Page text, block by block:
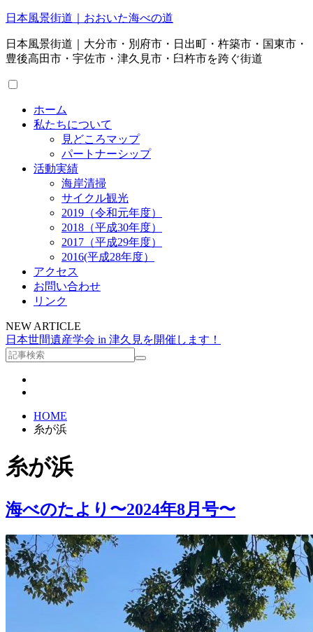
日本風景街道｜おおいた海べの道
日本風景街道｜大分市・別府市・日出町・杵築市・国東市・
豊後高田市・宇佐市・津久見市・臼杵市を跨ぐ街道
ホーム
私たちについて
見どころマップ
パートナーシップ
活動実績
海岸清掃
サイクル観光
2019（令和元年度）
2018（平成30年度）
2017（平成29年度）
2016(平成28年度）
アクセス
お問い合わせ
リンク
NEW ARTICLE
日本世間遺産学会 in 津久見を開催します！
HOME
糸が浜
糸が浜
海べのたより〜2024年8月号〜